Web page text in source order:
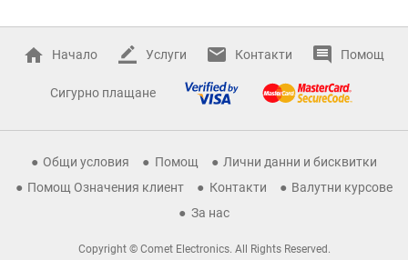
Начало Услуги Контакти Помощ
Сигурно плащане
Общи условия Помощ
Лични данни и бисквитки
Помощ Означения клиент
Контакти
Валутни курсове
За нас
Copyright © Comet Electronics. All Rights Reserved.